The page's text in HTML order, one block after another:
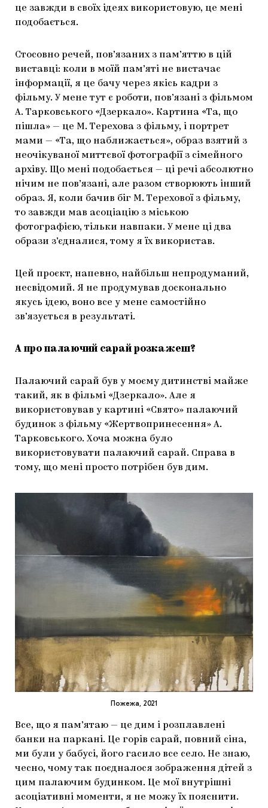
це завжди в своїх ідеях використовую, це мені
подобається.
Стосовно речей, пов’язаних з пам’яттю в цій
виставці: коли в моїй пам’яті не вистачає
інформації, я це бачу через якісь кадри з
фільму. У мене тут є роботи, пов’язані з фільмом
А. Тарковського «Дзеркало». Картина «Та, що
пішла» — це М. Терехова з фільму, і портрет
мами — «Та, що наближається», образ взятий з
неочікуваної миттєвої фотографії з сімейного
архіву. Що мені подобається — ці речі абсолютно
нічим не пов’язані, але разом створюють інший
образ. Я, коли бачив біг М. Терехової з фільму,
то завжди мав асоціацію з міською
фотографією, тільки навпаки. У мене ці два
образи з’єдналися, тому я їх використав.
Цей проєкт, напевно, найбільш непродуманий,
несвідомий. Я не продумував досконально
якусь ідею, воно все у мене самостійно
зв’язується в результаті.
А про палаючий сарай розкажеш?
Палаючий сарай був у моєму дитинстві майже
такий, як в фільмі «Дзеркало». Але я
використовував у картині «Свято» палаючий
будинок з фільму «Жертвопринесення» А.
Тарковського. Хоча можна було
використовувати палаючий сарай. Справа в
тому, що мені просто потрібен був дим.
Пожежа, 2021
Все, що я пам’ятаю — це дим і розплавлені
банки на паркані. Це горів сарай, повний сіна,
ми були у бабусі, його гасило все село. Не знаю,
чесно, чому так поєдналося зображення дітей з
цим палаючим будинком. Це мої внутрішні
асоціативні моменти, я не можу їх пояснити.